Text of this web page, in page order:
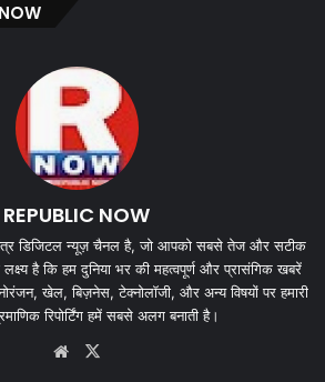
REPUBLIC NOW
डिजिटल न्यूज़ चैनल है, जो आपको सबसे तेज और सटीक
है कि हम दुनिया भर की महत्वपूर्ण और प्रासंगिक खबरें
खेल, बिज़नेस, टेक्नोलॉजी, और अन्य विषयों पर हमारी
रिपोर्टिंग हमें सबसे अलग बनाती है।
Website